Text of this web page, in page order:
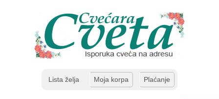
Lista želja Moja korpa Plaćanje